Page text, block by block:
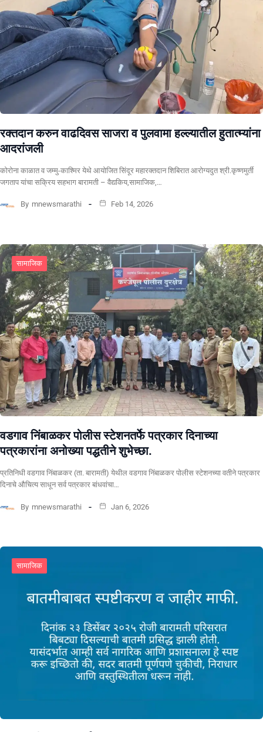
रक्तदान करुन वाढदिवस साजरा व पुलवामा हल्ल्यातील हुतात्म्यांना
आदरांजली
कोरोना काळात व जम्मु-काश्मिर येथे आयोजित सिंदूर महारक्तदान शिबिरात आरोग्यदुत श्री.कृष्णमुर्ती
जगताप यांचा सक्रिय सहभाग बारामती – वैद्यकिय,सामाजिक,…
By mnewsmarathi Feb 14, 2026
सामाजिक
वडगाव निंबाळकर पोलीस स्टेशनतर्फे पत्रकार दिनाच्या
पत्रकारांना अनोख्या पद्धतीने शुभेच्छा.
प्रतिनिधी वडगाव निंबाळकर (ता. बारामती) येथील वडगाव निंबाळकर पोलीस स्टेशनच्या वतीने पत्रकार
दिनाचे औचित्य साधून सर्व पत्रकार बांधवांचा…
By mnewsmarathi Jan 6, 2026
सामाजिक